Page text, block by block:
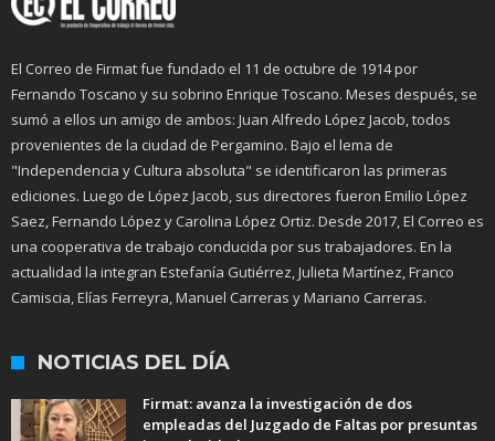
El Correo de Firmat fue fundado el 11 de octubre de 1914 por
Fernando Toscano y su sobrino Enrique Toscano. Meses después, se
sumó a ellos un amigo de ambos: Juan Alfredo López Jacob, todos
provenientes de la ciudad de Pergamino. Bajo el lema de
"Independencia y Cultura absoluta" se identificaron las primeras
ediciones. Luego de López Jacob, sus directores fueron Emilio López
Saez, Fernando López y Carolina López Ortiz. Desde 2017, El Correo es
una cooperativa de trabajo conducida por sus trabajadores. En la
actualidad la integran Estefanía Gutiérrez, Julieta Martínez, Franco
Camiscia, Elías Ferreyra, Manuel Carreras y Mariano Carreras.
NOTICIAS DEL DÍA
Firmat: avanza la investigación de dos
empleadas del Juzgado de Faltas por presuntas